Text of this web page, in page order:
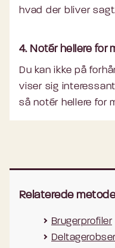
hvad der bliver
4. Notér hellere for
Du kan ikke på
viser sig
så notér hellere for
Relaterede
Brugerprofiler